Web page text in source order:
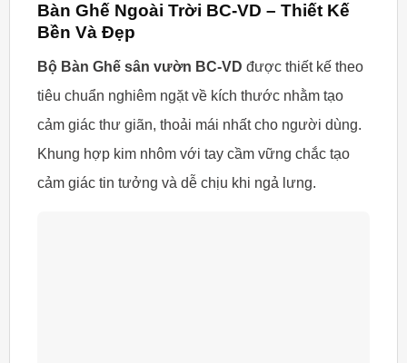
Bàn Ghế Ngoài Trời BC-VD – Thiết Kế
Bền Và Đẹp
Bộ Bàn Ghế sân vườn BC-VD được thiết kế theo
tiêu chuẩn nghiêm ngặt về kích thước nhằm tạo
cảm giác thư giãn, thoải mái nhất cho người dùng.
Khung hợp kim nhôm với tay cầm vững chắc tạo
cảm giác tin tưởng và dễ chịu khi ngả lưng.